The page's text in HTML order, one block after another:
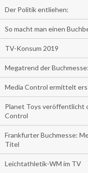
Der Politik entliehen:
So macht man einen
TV-Konsum 2019
Megatrend der
Media Control ermittelt
Planet Toys veröffentlicht
Control
Frankfurter Buchmesse:
Titel
Leichtathletik-WM im TV